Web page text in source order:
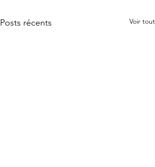
Posts récents Voir tout